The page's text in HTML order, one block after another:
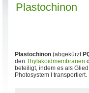
Plastochinon
Plastochinon (abgekürzt
den Thylakoidmembranen
beteiligt, indem es als
Photosystem I transportiert.